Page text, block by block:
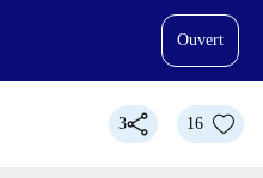
Ouvert
3 16